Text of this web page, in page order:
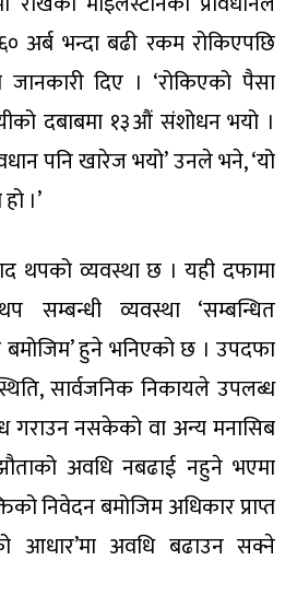
अर्ब भन्दा बढी रकम रोकिएपछि
दिए । ‘रोकिएको पैसा
दबाबमा १३औं संशोधन भयो ।
पनि खारेज भयो’ उनले भने, ‘यो
।’
थपको व्यवस्था छ । यही दफामा
सम्बन्धी व्यवस्था ‘सम्बन्धित
हुने भनिएको छ । उपदफा
सार्वजनिक निकायले उपलब्ध
गराउन नसकेको वा अन्य मनासिब
अवधि नबढाई नहुने भएमा
निवेदन बमोजिम अधिकार प्राप्त
आधार’मा अवधि बढाउन सक्ने